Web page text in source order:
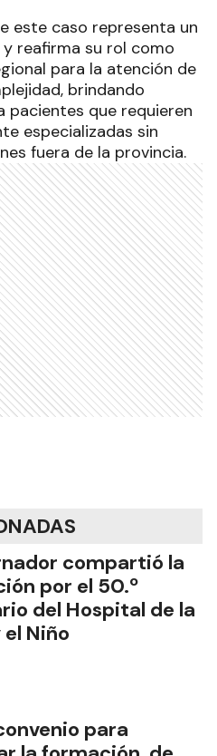
este caso representa un
reafirma su rol como
para la atención de
brindando
pacientes que requieren
especializadas sin
fuera de la provincia.
compartió la
por el 50.º
del Hospital de la
Niño
para